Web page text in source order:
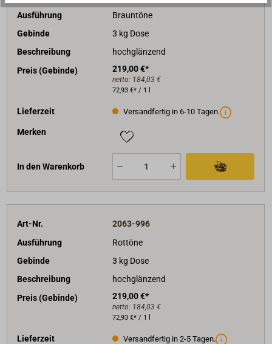
Ausführung
Brauntöne
Gebinde
3 kg Dose
Beschreibung
hochglänzend
Preis (Gebinde)
219,00 €*
netto: 184,03 €
72,93 €* / 1 l
Lieferzeit Versandfertig in 6-10 Tagen.
Merken
In den Warenkorb
Art-Nr.
2063-996
Ausführung
Rottöne
Gebinde
3 kg Dose
Beschreibung
hochglänzend
Preis (Gebinde)
219,00 €*
netto: 184,03 €
72,93 €* / 1 l
Lieferzeit Versandfertig in 2-5 Tagen.